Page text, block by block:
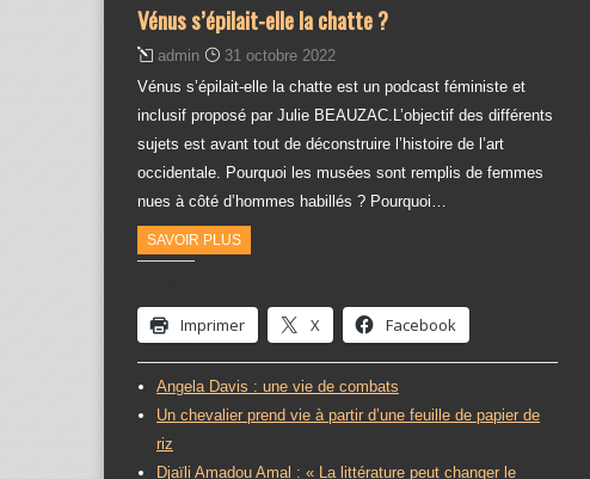
Vénus s’épilait-elle la chatte ?
admin
31 octobre 2022
Vénus s’épilait-elle la chatte est un podcast féministe et
inclusif proposé par Julie BEAUZAC.L’objectif des différents
sujets est avant tout de déconstruire l’histoire de l’art
occidentale. Pourquoi les musées sont remplis de femmes
nues à côté d’hommes habillés ? Pourquoi…
SAVOIR PLUS
Imprimer X Facebook
Angela Davis : une vie de combats
Un chevalier prend vie à partir d’une feuille de papier de
riz
Djaïli Amadou Amal : « La littérature peut changer le